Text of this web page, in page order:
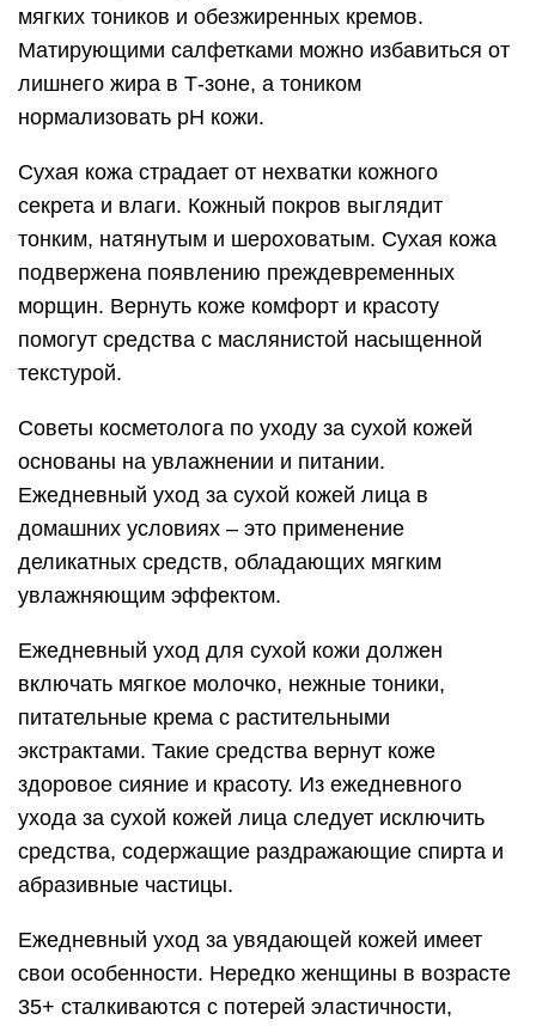
мягких тоников и обезжиренных кремов.
Матирующими салфетками можно избавиться от
лишнего жира в Т-зоне, а тоником
нормализовать pH кожи.
Сухая кожа страдает от нехватки кожного
секрета и влаги. Кожный покров выглядит
тонким, натянутым и шероховатым. Сухая кожа
подвержена появлению преждевременных
морщин. Вернуть коже комфорт и красоту
помогут средства с маслянистой насыщенной
текстурой.
Советы косметолога по уходу за сухой кожей
основаны на увлажнении и питании.
Ежедневный уход за сухой кожей лица в
домашних условиях – это применение
деликатных средств, обладающих мягким
увлажняющим эффектом.
Ежедневный уход для сухой кожи должен
включать мягкое молочко, нежные тоники,
питательные крема с растительными
экстрактами. Такие средства вернут коже
здоровое сияние и красоту. Из ежедневного
ухода за сухой кожей лица следует исключить
средства, содержащие раздражающие спирта и
абразивные частицы.
Ежедневный уход за увядающей кожей имеет
свои особенности. Нередко женщины в возрасте
35+ сталкиваются с потерей эластичности,